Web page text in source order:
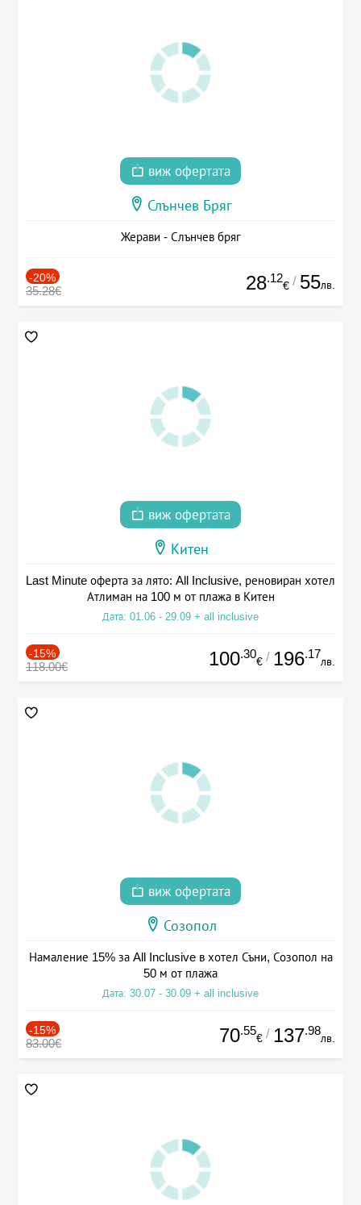
виж офертата
Слънчев Бряг
Жерави - Слънчев бряг
-20%
35.28€ 28.12
€ / 55лв.
виж офертата
Китен
Last Minute оферта за лято: All Inclusive, реновиран хотел
Атлиман на 100 м от плажа в Китен
Дата: 01.06 - 29.09 + all inclusive
-15%
118.00€ 100.30
€ / 196.17
лв.
виж офертата
Созопол
Намаление 15% за All Inclusive в хотел Съни, Созопол на
50 м от плажа
Дата: 30.07 - 30.09 + all inclusive
-15%
83.00€ 70.55
€ / 137.98
лв.